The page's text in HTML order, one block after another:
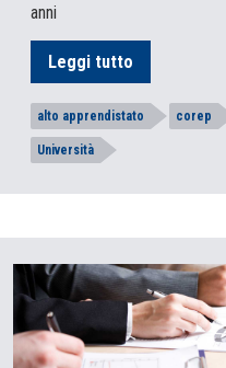
anni
Leggi tutto
alto apprendistato corep
Università